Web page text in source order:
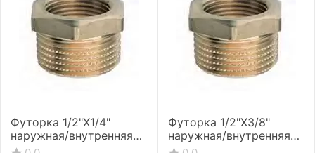
Футорка 1/2"X1/4"
наружная/внутренняя
резьба Stout SFT-0028-
Футорка 1/2"X3/8"
наружная/внутренняя
резьба Stout SFT-0028-